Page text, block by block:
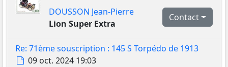
DOUSSON Jean-Pierre
Lion Super Extra
Contact
Re: 71ème souscription : 145 S Torpédo de 1913
Message
09 oct. 2024 19:03